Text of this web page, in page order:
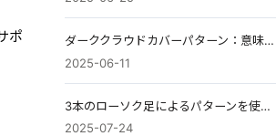
ポ
ダーククラウドカバーパターン：意味、戦略、例
2025-06-11
3本のローソク足によるパターンを使った取引方法：完全ガイド
2025-07-24